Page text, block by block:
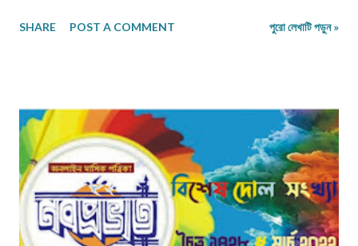
প্রয়াসী হয়ে ভবিষ্যতের স্বপ্ন দেখেছেন।মধুসূদন-হেমচন্দ্র-নবীনচন্দ্র--এই তিন কবি বাংলা
'ত্রয়ী' কাব্যে ধর্মীয় ভাবধারার আবেগ ফুটিয়ে তোলা হয়েছে। ‎ ‎নবীনচন্দ্র সেন বহু কাব্য
লিখেছেন। যেমন- 'অবকাশরঞ্জিনী','পলাশীর যুদ্ধ', 'ক্লিওপেট্রা', 'রঙ্গমতী', 'খ্রীষ্ট', ...
SHARE POST A COMMENT পুরো লেখাটি পড়ুন »